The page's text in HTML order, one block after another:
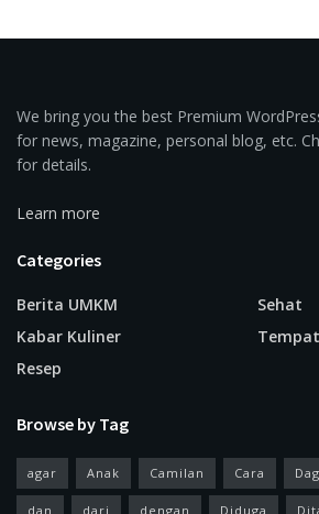
We bring you the best Premium
for news, magazine, personal blog, etc.
for details.
Learn more
Categories
Berita UMKM
Kabar Kuliner
Resep
Sehat
Browse by Tag
agar Anak Camilan Cara
dan dari dengan Diduga